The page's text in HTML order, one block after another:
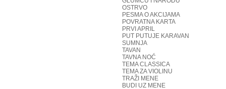
OSTRVO
PESMA O AKCIJAMA
POVRATNA KARTA
PRVI APRIL
PUT PUTUJE KARAVAN
SUMNJA
TAVAN
TAVNA NOĆ
TEMA CLASSICA
TEMA ZA VIOLINU
TRAŽI MENE
BUDI UZ MENE